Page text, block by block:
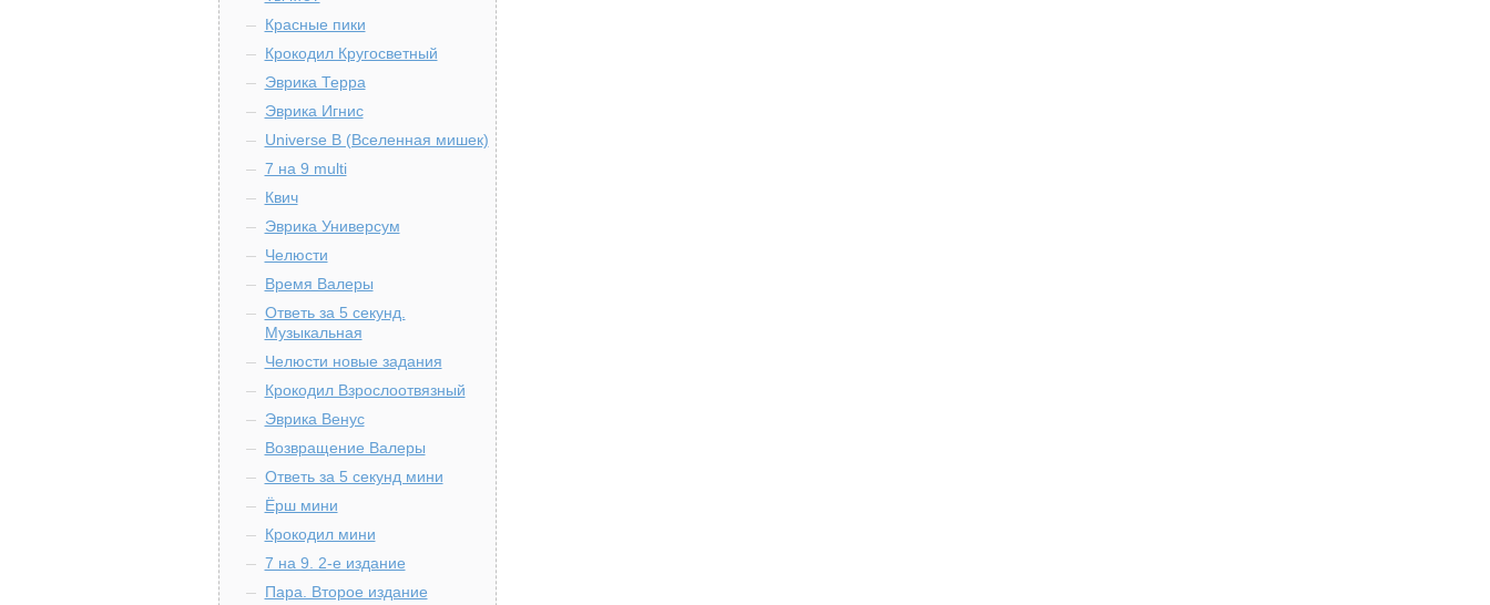
Красные пики
Крокодил Кругосветный
Эврика Терра
Эврика Игнис
Universe B (Вселенная мишек)
7 на 9 multi
Квич
Эврика Универсум
Челюсти
Время Валеры
Ответь за 5 секунд.
Музыкальная
Челюсти новые задания
Крокодил Взрослоотвязный
Эврика Венус
Возвращение Валеры
Ответь за 5 секунд мини
Ёрш мини
Крокодил мини
7 на 9. 2-е издание
Пара. Второе издание